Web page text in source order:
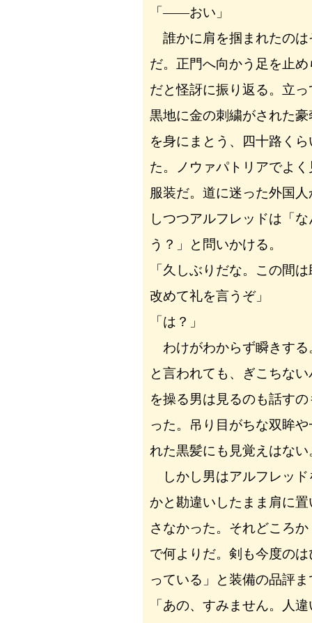
「――おい」
誰かに肩を掴まれたのは
だ。正門へ向かう足を止
だと怪訝に振り返る。立
黒地に金の刺繍がされた
を身にまとう、四十路く
た。ノウァパトリアでよ
服装だ。道に迷った外国
しつつアルフレッドは「
う？」と問いかける。
「久しぶりだな。この間
改めて礼を言うぞ」
「は？」
わけがわからず瞬きする
と言われても、ぎこちな
を操る男は見るのも話す
った。吊り目がちな双眸
れた黒髪にも見覚えはない
しかし男はアルフレッド
かと勘違いしたまま肩に
さなかった。それどころ
で何よりだ。剣も今度の
っている」と装備の品評
「あの、すみません。人